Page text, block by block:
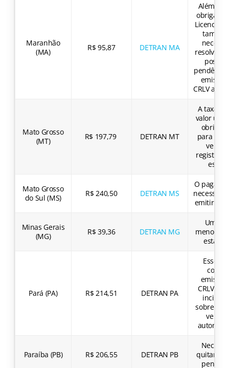
Maranhão
(MA)
R$ 95,87 DETRAN MA
Além da
resolver
CRLV
Mato Grosso
(MT)
R$ 197,79 DETRAN MT
A taxa
valor
para
Mato Grosso
do Sul (MS)
R$ 240,50 DETRAN MS
O
emitir o
Minas Gerais
(MG)
R$ 39,36 DETRAN MG
Uma
menores
Pará (PA) R$ 214,51 DETRAN PA
Esse
cobre
CRLV-e
sobre
Paraíba (PB) R$ 206,55 DETRAN PB
quitar